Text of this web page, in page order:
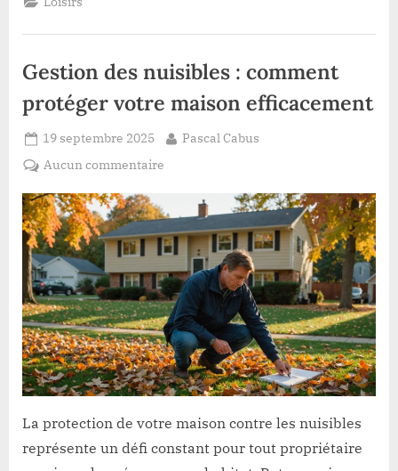
Gestion des nuisibles : comment
protéger votre maison efficacement
Posted
on
19 septembre 2025 By
Pascal Cabus
Aucun commentaire
nuisibles
:
comment
protéger
votre
maison
efficacement
La protection de votre maison contre les nuisibles
représente un défi constant pour tout propriétaire